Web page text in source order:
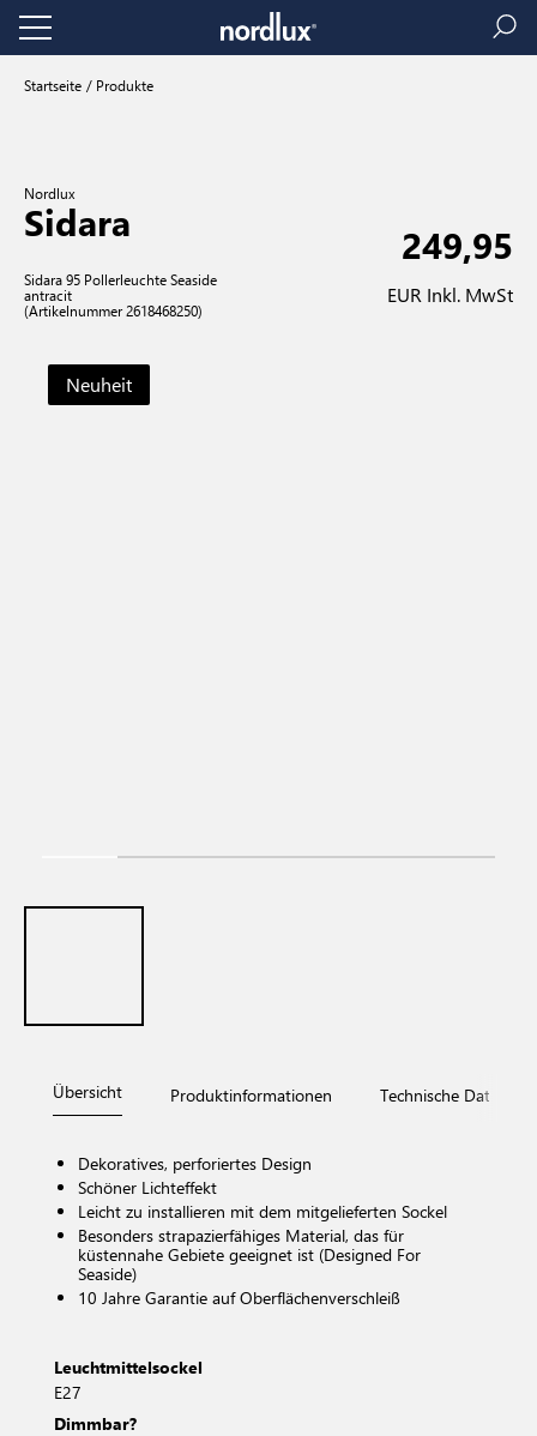
Startseite Produkte
Nordlux
Sidara
Sidara 95 Pollerleuchte Seaside
antracit
(Artikelnummer 2618468250)
249,95
EUR Inkl. MwSt
Neuheit
Übersicht Produktinformationen Technische Daten
Dekoratives, perforiertes Design
Schöner Lichteffekt
Leicht zu installieren mit dem mitgelieferten Sockel
Besonders strapazierfähiges Material, das für
küstennahe Gebiete geeignet ist (Designed For
Seaside)
10 Jahre Garantie auf Oberflächenverschleiß
Leuchtmittelsockel
E27
Dimmbar?